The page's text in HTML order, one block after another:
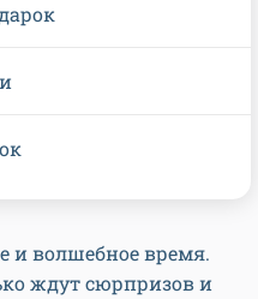
и волшебное время.
ждут сюрпризов и